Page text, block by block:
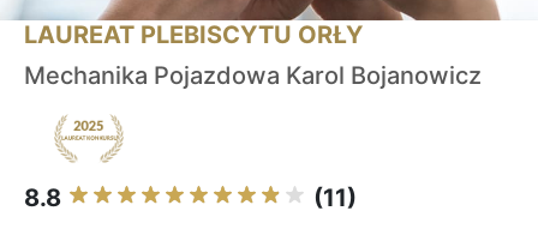
LAUREAT PLEBISCYTU ORŁY
Mechanika Pojazdowa Karol Bojanowicz
8.8 (11)